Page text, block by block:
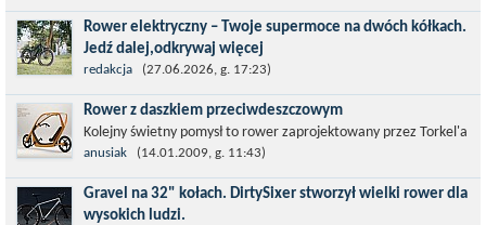
pory kask było odpowiedzialny przede wszystkim za
bezpieczeństwo rowerzysty, ochronę...
Rower elektryczny – Twoje supermoce na dwóch kółkach.
Jedź dalej,odkrywaj więcej
Marzenia o dalekich podróżach bez ogromnego zmęczenia stają
się rzeczywistością dzięki nowoczesnym technologiom ukrytym
w jednośladach....
redakcja (27.06.2026, g. 17:23)
Rower z daszkiem przeciwdeszczowym
Kolejny świetny pomysł to rower zaprojektowany przez Torkel'a
Dohmers'a - idealny na miejskie warunki choćby z tego względu,
że można go używać...
anusiak (14.01.2009, g. 11:43)
Gravel na 32" kołach. DirtySixer stworzył wielki rower dla
wysokich ludzi.